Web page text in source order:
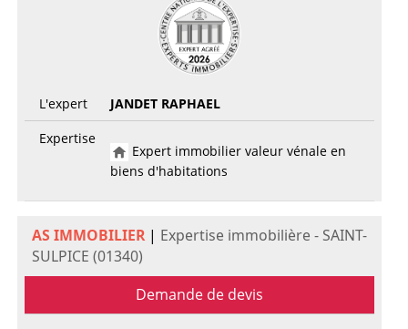
L'expert
JANDET RAPHAEL
Expertise
Expert immobilier valeur vénale en
biens d'habitations
AS IMMOBILIER| Expertise immobilière - SAINT-
SULPICE (01340)
Demande de devis